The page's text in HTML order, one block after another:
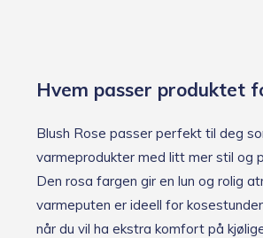
Hvem passer produktet
Blush Rose passer perfekt til deg
varmeprodukter med litt mer stil og
Den rosa fargen gir en lun og rolig
varmeputen er ideell for
når du vil ha ekstra komfort på